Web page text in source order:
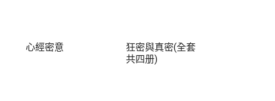
心經密意
狂密與真密(全套
共四册)